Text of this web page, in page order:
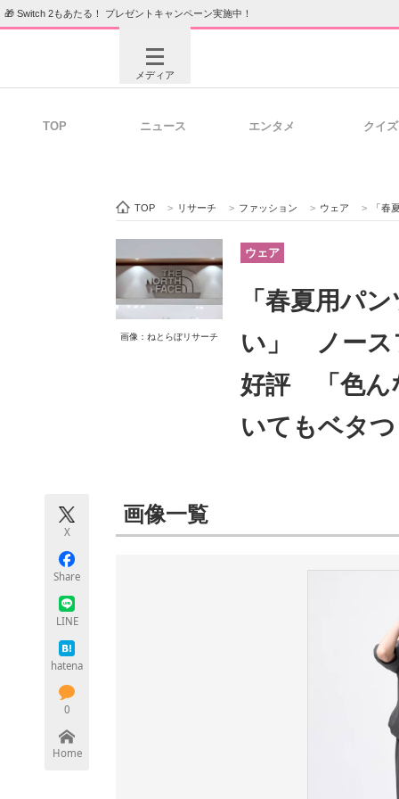
🎁 Switch 2もあたる！ プレゼントキャンペーン実施中！
メディア
ビジネスと働き方のヒント
TOP ニュース エンタメ クイズ
TOP > リサーチ > ファッション > ウェア > 「春夏
画像：ねとらぼリサーチ
ウェア
「春夏用パ
い」 ノース
好評 「色ん
いてもベタ
X
Share
LINE
hatena
0
Home
画像一覧